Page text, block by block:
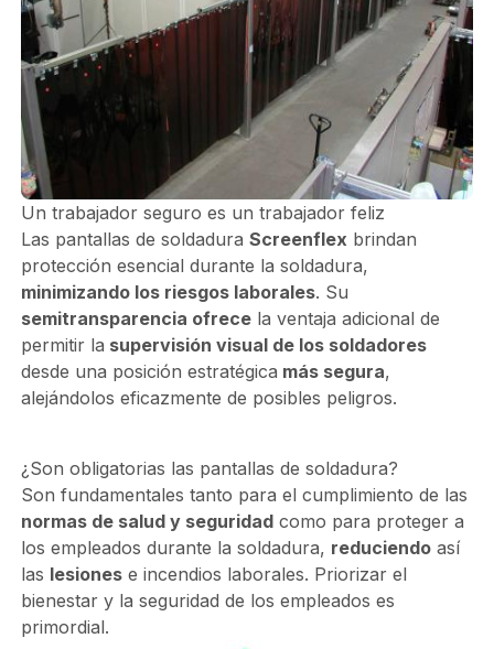
Un trabajador seguro es un trabajador feliz
Las pantallas de soldadura Screenflex brindan
protección esencial durante la soldadura,
minimizando los riesgos laborales. Su
semitransparencia ofrecela ventaja adicional de
permitir la supervisión visual de los soldadores
desde una posición estratégica más segura,
alejándolos eficazmente de posibles peligros.
¿Son obligatorias las pantallas de soldadura?
Son fundamentales tanto para el cumplimiento de las
normas de salud y seguridadcomo para proteger a
los empleados durante la soldadura, reduciendoasí
las lesionese incendios laborales. Priorizar el
bienestar y la seguridad de los empleados es
primordial.